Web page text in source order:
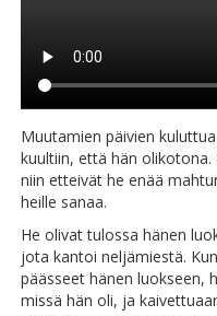
Muutamien päivien
kuultiin, että hän
niin etteivät he enää
heille sanaa.
He olivat tulossa hänen
jota kantoi neljämiestä.
päässeet hänen luokseen,
missä hän oli, ja